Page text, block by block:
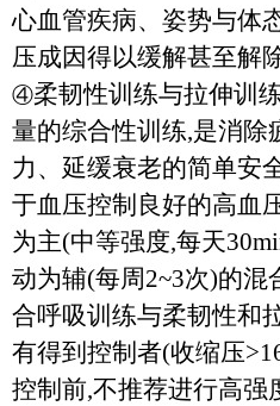
心血管疾病、姿势与体
压成因得以缓解甚至解除
④柔韧性训练与拉伸训
量的综合性训练,是消除
力、延缓衰老的简单安
于血压控制良好的高血
为主(中等强度,每天
动为辅(每周2~3次)的混
合呼吸训练与柔韧性和
有得到控制者(收缩压
控制前,不推荐进行高强